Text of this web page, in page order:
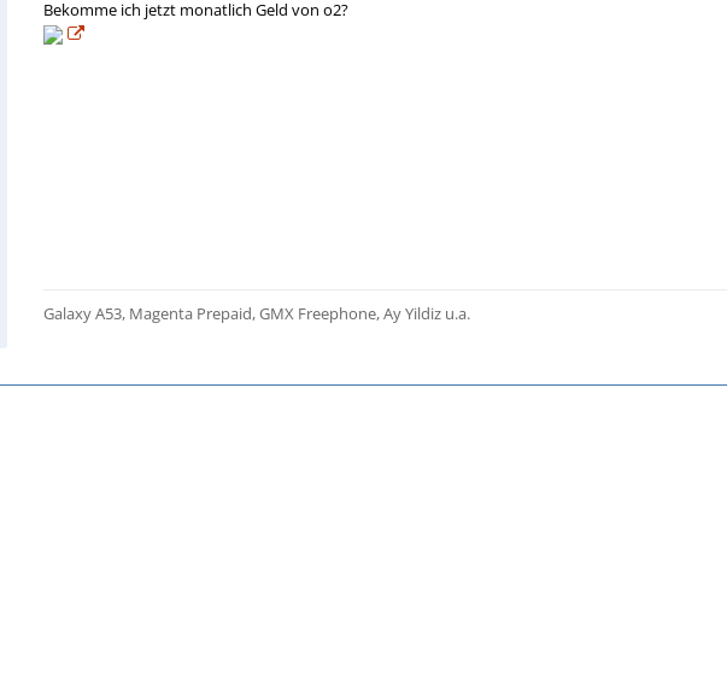
Bekomme ich jetzt monatlich Geld von o2?
Galaxy A53, Magenta Prepaid, GMX Freephone, Ay Yildiz u.a.